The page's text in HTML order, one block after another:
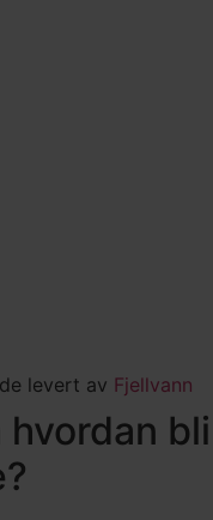
levert av Fjellvann
bli